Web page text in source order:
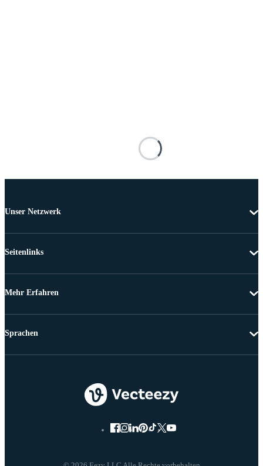
Unser Netzwerk
Seitenlinks
Mehr Erfahren
Sprachen